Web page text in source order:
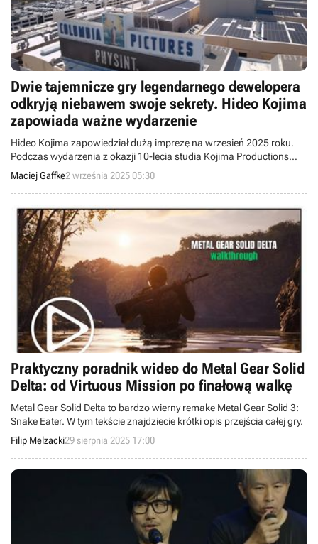
Dwie tajemnicze gry legendarnego dewelopera
odkryją niebawem swoje sekrety. Hideo Kojima
zapowiada ważne wydarzenie
Hideo Kojima zapowiedział dużą imprezę na wrzesień 2025 roku.
Podczas wydarzenia z okazji 10-lecia studia Kojima Productions
mamy dowiedzieć się czegoś nowego o przyszłych projektach firmy.
Maciej Gaffke2 września 2025 05:30
Praktyczny poradnik wideo do Metal Gear Solid
Delta: od Virtuous Mission po finałową walkę
Metal Gear Solid Delta to bardzo wierny remake Metal Gear Solid 3:
Snake Eater. W tym tekście znajdziecie krótki opis przejścia całej gry.
Filip Melzacki29 sierpnia 2025 17:00